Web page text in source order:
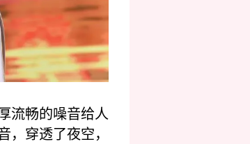
流畅的噪音给人
，穿透了夜空，